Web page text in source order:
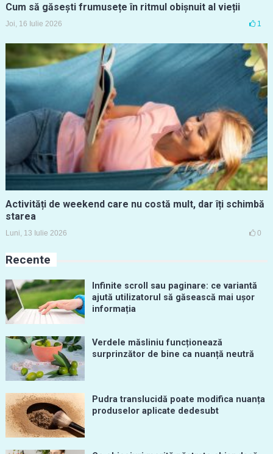
Cum să găsești frumusețe în ritmul obișnuit al vieții
Joi, 16 Iulie 2026 1
Activități de weekend care nu costă mult, dar îți schimbă
starea
Luni, 13 Iulie 2026 0
Recente
Infinite scroll sau paginare: ce variantă
ajută utilizatorul să găsească mai ușor
informația
Verdele măsliniu funcționează
surprinzător de bine ca nuanță neutră
Pudra translucidă poate modifica nuanța
produselor aplicate dedesubt